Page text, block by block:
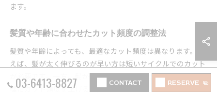
ます。
髪質や年齢に合わせたカット頻度の調整法
髪質や年齢によっても、最適なカット頻度は異なります。例
えば、髪が太く伸びるのが早い方は短いサイクルでのカット
が必要です。一方、髪が細くボリュームが出にくい方は、無
理にカット頻度を上げる必要はありません。
03-6413-8827 CONTACT RESERVE